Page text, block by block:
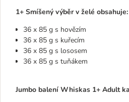
1+ Smíšený výběr v želé obsahuje:
36 x 85 g s hovězím
36 x 85 g s kuřecím
36 x 85 g s lososem
36 x 85 g s tuňákem
Jumbo balení Whiskas 1+ Adult